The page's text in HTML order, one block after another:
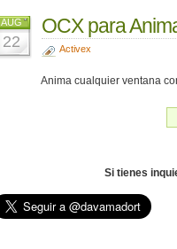
AUG
22
OCX para
Activex
Anima cualquier ventana
Si tienes